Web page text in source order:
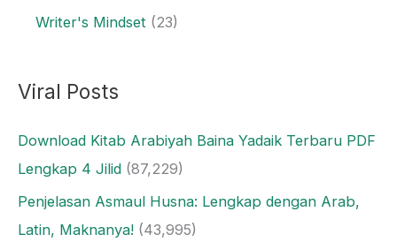
Writer's Mindset (23)
Viral Posts
Download Kitab Arabiyah Baina Yadaik Terbaru PDF
Lengkap 4 Jilid (87,229)
Penjelasan Asmaul Husna: Lengkap dengan Arab,
Latin, Maknanya! (43,995)